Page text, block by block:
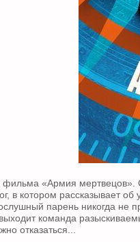
фильма «Армия мертвецов».
в котором рассказывает
парень никогда не
команда
отказаться...